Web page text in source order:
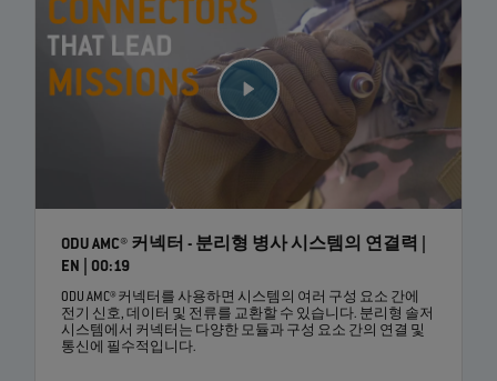
ODU AMC® 커넥터 - 분리형 병사 시스템의 연결력 |
EN | 00:19
ODU AMC® 커넥터를 사용하면 시스템의 여러 구성 요소 간에
전기 신호, 데이터 및 전류를 교환할 수 있습니다. 분리형 솔저
시스템에서 커넥터는 다양한 모듈과 구성 요소 간의 연결 및
통신에 필수적입니다.